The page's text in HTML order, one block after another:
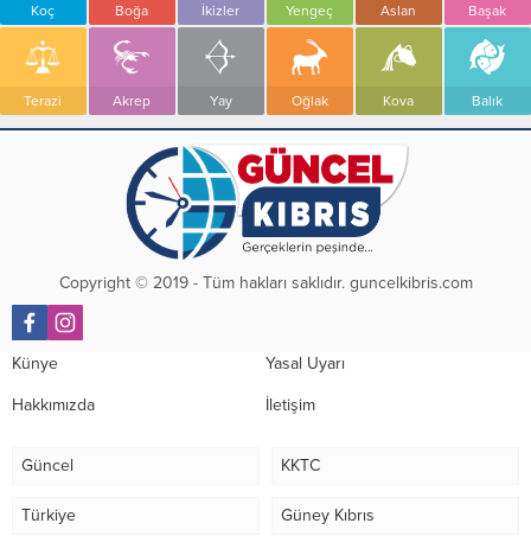
Koç Boğa İkizler Yengeç Aslan Başak
Terazi Akrep Yay Oğlak Kova Balık
Copyright © 2019 - Tüm hakları saklıdır. guncelkibris.com
Künye Yasal Uyarı
Hakkımızda İletişim
Güncel KKTC
Türkiye Güney Kıbrıs